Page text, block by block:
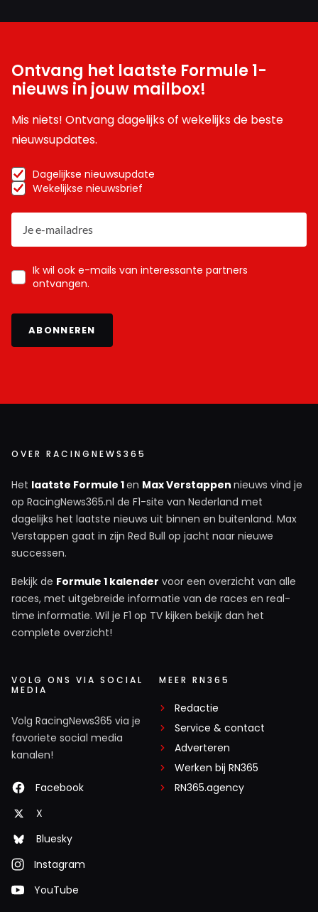
Ontvang het laatste Formule 1-
nieuws in jouw mailbox!
Mis niets! Ontvang dagelijks of wekelijks de beste
nieuwsupdates.
Dagelijkse nieuwsupdate
Wekelijkse nieuwsbrief
Ik wil ook e-mails van interessante partners
ontvangen.
ABONNEREN
OVER RACINGNEWS365
Het laatste Formule 1en Max Verstappen nieuws vind je
op RacingNews365.nl de F1-site van Nederland met
dagelijks het laatste nieuws uit binnen en buitenland. Max
Verstappen gaat in zijn Red Bull op jacht naar nieuwe
successen.
Bekijk de Formule 1 kalender voor een overzicht van alle
races, met uitgebreide informatie van de races en real-
time informatie. Wil je F1 op TV kijken bekijk dan het
complete overzicht!
VOLG ONS VIA SOCIAL
MEDIA
Volg RacingNews365 via je
favoriete social media
kanalen!
Facebook
X
Bluesky
Instagram
YouTube
MEER RN365
Redactie
Service & contact
Adverteren
Werken bij RN365
RN365.agency